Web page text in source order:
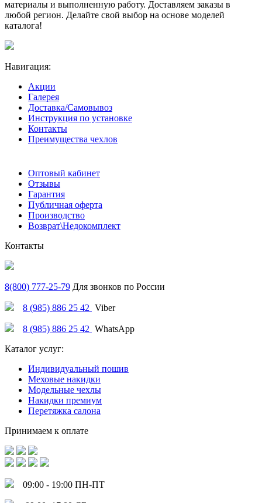
материалы и выполненную работу. Доставляем заказы в
любой регион. Делайте свой выбор на основе моделей
каталога!
Навигация:
Акции
Галерея
Доставка/Самовывоз
Инструкция по установке
Контакты
Преимущества чехлов
Оптовый кабинет
Отзывы
Гарантия
Публичная оферта
Производство
Возврат\Недокомплект
Контакты
8(800) 777-25-79 Для звонков по России
8 (985) 886 25 42 Viber
8 (985) 886 25 42 WhatsApp
Каталог услуг:
Индивидуальный пошив
Меховые накидки
Модельные чехлы
Накидки премиум
Перетяжка салона
Принимаем к оплате
09:00 - 19:00 ПН-ПТ